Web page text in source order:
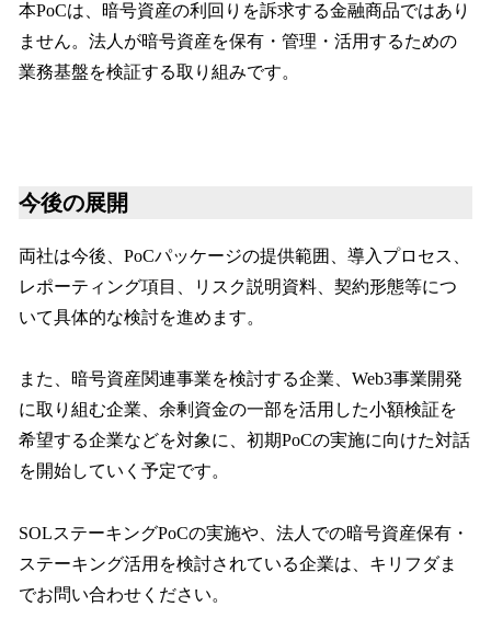
本PoCは、暗号資産の利回りを訴求する金融商品ではあり
ません。法人が暗号資産を保有・管理・活用するための
業務基盤を検証する取り組みです。
今後の展開
両社は今後、PoCパッケージの提供範囲、導入プロセス、
レポーティング項目、リスク説明資料、契約形態等につ
いて具体的な検討を進めます。
また、暗号資産関連事業を検討する企業、Web3事業開発
に取り組む企業、余剰資金の一部を活用した小額検証を
希望する企業などを対象に、初期PoCの実施に向けた対話
を開始していく予定です。
SOLステーキングPoCの実施や、法人での暗号資産保有・
ステーキング活用を検討されている企業は、キリフダま
でお問い合わせください。